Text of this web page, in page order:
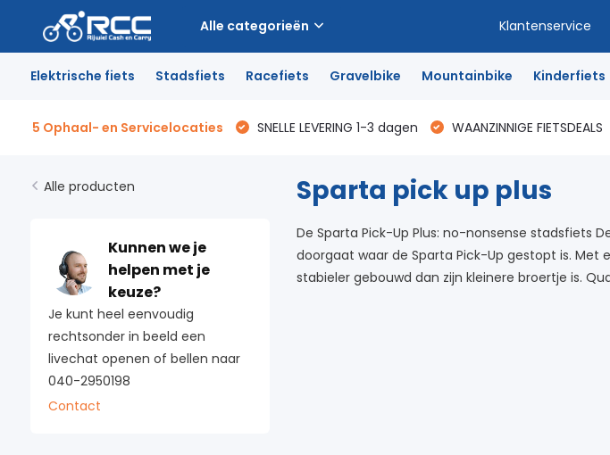
Alle categorieën Klantenservice
Elektrische fiets Stadsfiets Racefiets Gravelbike Mountainbike Kinderfiets
5 Ophaal- en Servicelocaties SNELLE LEVERING 1-3 dagen WAANZINNIGE FIETSDEALS
Alle producten
Kunnen we je
helpen met je
keuze?
Je kunt heel eenvoudig
rechtsonder in beeld een
livechat openen of bellen naar
040-2950198
Contact
Sparta pick up plus
De Sparta Pick-Up Plus: no-nonsense stadsfiets
doorgaat waar de Sparta Pick-Up gestopt is. Met
stabieler gebouwd dan zijn kleinere broertje is.